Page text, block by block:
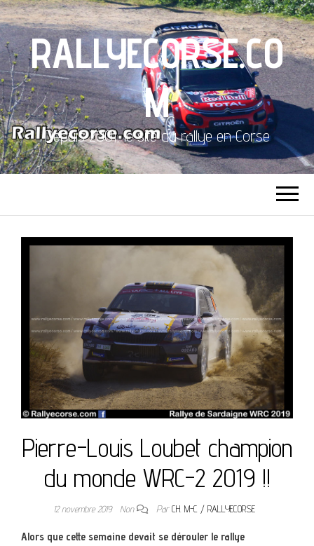
RALLYECORSE.CO
M
Depuis 2001, le site du rallye en Corse
Pierre-Louis Loubet champion
du monde WRC-2 2019 !!
12 novembre 2019 Non ParCH. M-C / RALLYECORSE
Alors que cette semaine devait se dérouler le rallye